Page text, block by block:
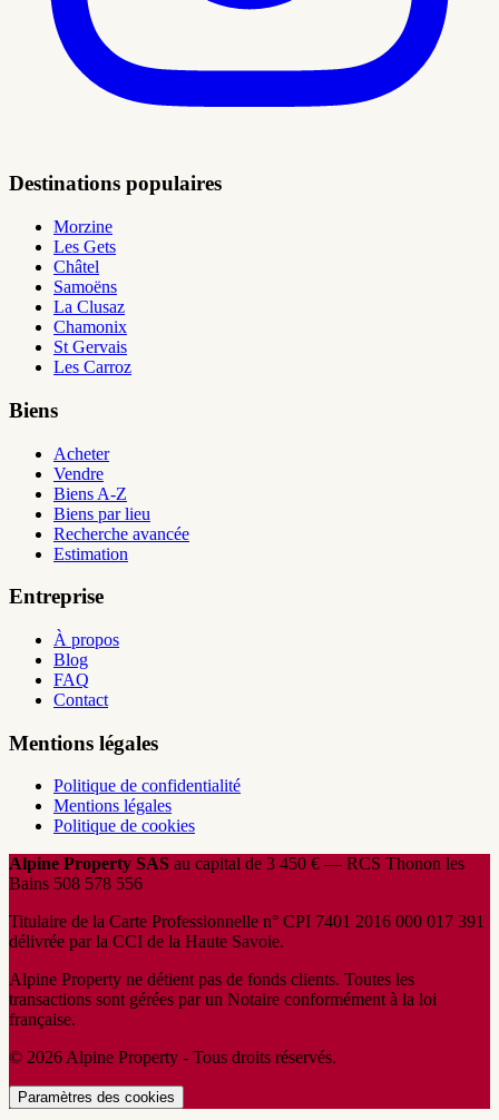
Destinations populaires
Morzine
Les Gets
Châtel
Samoëns
La Clusaz
Chamonix
St Gervais
Les Carroz
Biens
Acheter
Vendre
Biens A-Z
Biens par lieu
Recherche avancée
Estimation
Entreprise
À propos
Blog
FAQ
Contact
Mentions légales
Politique de confidentialité
Mentions légales
Politique de cookies
Alpine Property SAS au capital de 3 450 € — RCS Thonon les
Bains 508 578 556
Titulaire de la Carte Professionnelle n° CPI 7401 2016 000 017 391
délivrée par la CCI de la Haute Savoie.
Alpine Property ne détient pas de fonds clients. Toutes les
transactions sont gérées par un Notaire conformément à la loi
française.
© 2026 Alpine Property - Tous droits réservés.
Paramètres des cookies